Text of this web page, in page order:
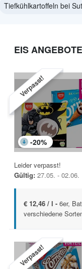
Tiefkühlkartoffeln bei
EIS
Verpasst!
-20%
Leider verpasst!
Gültig: 27.05. - 02.06.
€ 12,46 / l - 6er,
verschiedene
Verpasst!